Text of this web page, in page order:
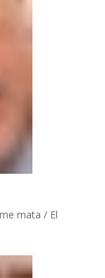
mata / El